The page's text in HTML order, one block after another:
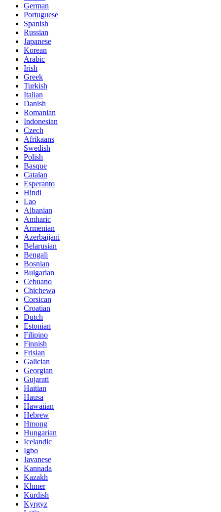
German
Portuguese
Spanish
Russian
Japanese
Korean
Arabic
Irish
Greek
Turkish
Italian
Danish
Romanian
Indonesian
Czech
Afrikaans
Swedish
Polish
Basque
Catalan
Esperanto
Hindi
Lao
Albanian
Amharic
Armenian
Azerbaijani
Belarusian
Bengali
Bosnian
Bulgarian
Cebuano
Chichewa
Corsican
Croatian
Dutch
Estonian
Filipino
Finnish
Frisian
Galician
Georgian
Gujarati
Haitian
Hausa
Hawaiian
Hebrew
Hmong
Hungarian
Icelandic
Igbo
Javanese
Kannada
Kazakh
Khmer
Kurdish
Kyrgyz